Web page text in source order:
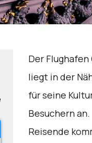
Der
liegt in der
für seine
Besuchern an.
Reisende